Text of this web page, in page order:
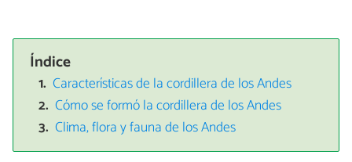
Índice
Características de la cordillera de los Andes
Cómo se formó la cordillera de los Andes
Clima, flora y fauna de los Andes